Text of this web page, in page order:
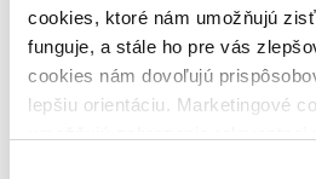
cookies, ktoré nám umožňujú
funguje, a stále ho pre vás
cookies nám dovoľujú
lepšiu orientáciu. Marketingové
Použité filtre
Zrušiť filtre
dostupné